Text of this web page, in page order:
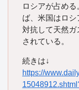
ロシアが占め
ば、米国はロ
対抗して天然
されている。
続きは↓
https://